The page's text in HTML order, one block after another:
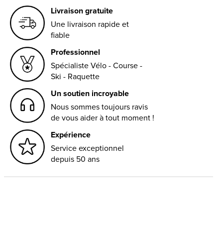
Livraison gratuite
Une livraison rapide et
fiable
Professionnel
Spécialiste Vélo - Course -
Ski - Raquette
Un soutien incroyable
Nous sommes toujours ravis
de vous aider à tout moment !
Expérience
Service exceptionnel
depuis 50 ans